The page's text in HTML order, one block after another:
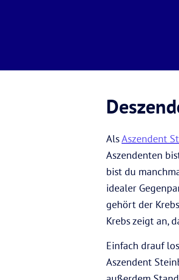
AlsAszendent
Aszendenten
bist du
idealer
gehört der
Krebs zeigt an,
Einfach drauf
Aszendent